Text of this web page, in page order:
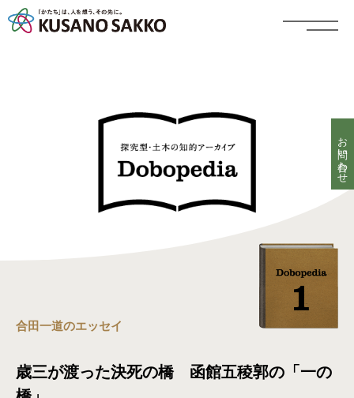
合田一道のエッセイ
歳三が渡った決死の橋 函館五稜郭の「一の
お問い合わせ